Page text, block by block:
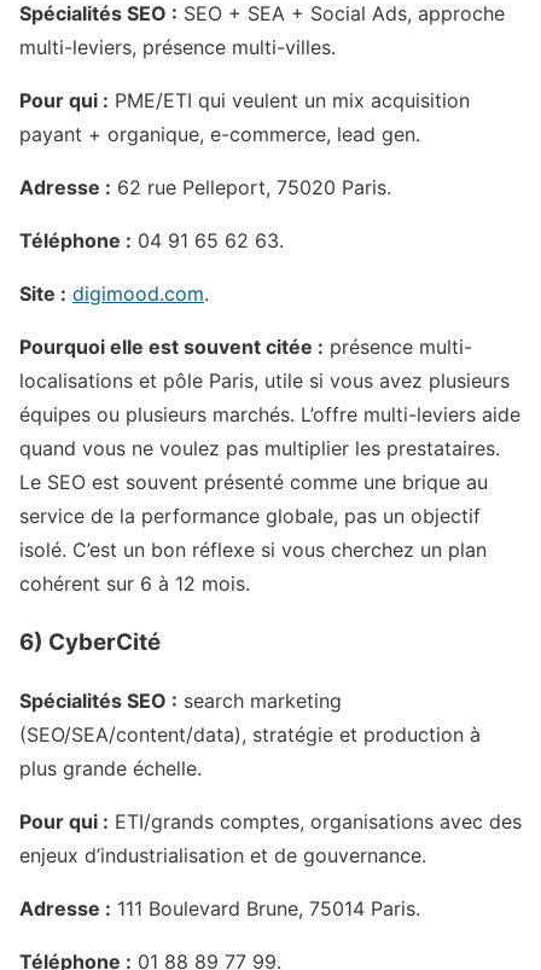
Spécialités SEO : SEO + SEA + Social Ads, approche
multi-leviers, présence multi-villes.
Pour qui : PME/ETI qui veulent un mix acquisition
payant + organique, e-commerce, lead gen.
Adresse : 62 rue Pelleport, 75020 Paris.
Téléphone : 04 91 65 62 63.
Site : digimood.com.
Pourquoi elle est souvent citée : présence multi-
localisations et pôle Paris, utile si vous avez plusieurs
équipes ou plusieurs marchés. L’offre multi-leviers aide
quand vous ne voulez pas multiplier les prestataires.
Le SEO est souvent présenté comme une brique au
service de la performance globale, pas un objectif
isolé. C’est un bon réflexe si vous cherchez un plan
cohérent sur 6 à 12 mois.
6) CyberCité
Spécialités SEO : search marketing
(SEO/SEA/content/data), stratégie et production à
plus grande échelle.
Pour qui : ETI/grands comptes, organisations avec des
enjeux d’industrialisation et de gouvernance.
Adresse : 111 Boulevard Brune, 75014 Paris.
Téléphone : 01 88 89 77 99.